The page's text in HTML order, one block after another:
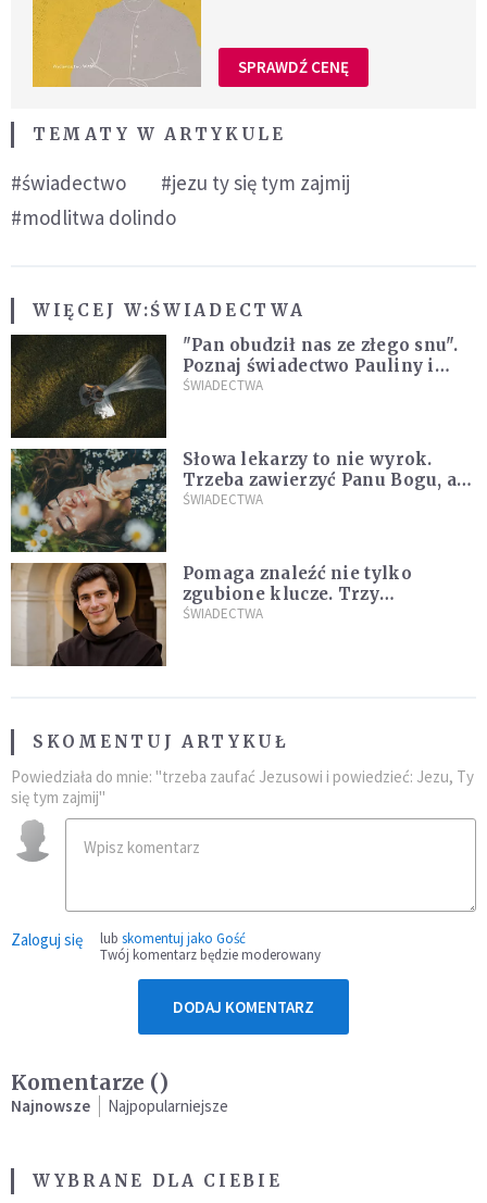
SPRAWDŹ CENĘ
TEMATY W ARTYKULE
#świadectwo
#jezu ty się tym zajmij
#modlitwa dolindo
WIĘCEJ W:ŚWIADECTWA
"Pan obudził nas ze złego snu".
Poznaj świadectwo Pauliny i
Marcina, którzy są razem dzięki
ŚWIADECTWA
Słowa lekarzy to nie wyrok.
Trzeba zawierzyć Panu Bogu, a
On wszystkim się zajmie
ŚWIADECTWA
Pomaga znaleźć nie tylko
zgubione klucze. Trzy
niezwykłe świadectwa o
ŚWIADECTWA
SKOMENTUJ ARTYKUŁ
Powiedziała do mnie: "trzeba zaufać Jezusowi i powiedzieć: Jezu, Ty
się tym zajmij"
Zaloguj się lub skomentuj jako Gość
Twój komentarz będzie moderowany
DODAJ KOMENTARZ
Komentarze ()
Najnowsze Najpopularniejsze
WYBRANE DLA CIEBIE